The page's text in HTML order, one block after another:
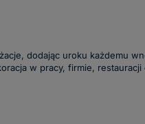
dodając uroku każdemu
w pracy, firmie,